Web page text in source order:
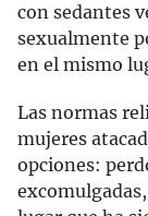
con sedantes
sexualmente
en el mismo
Las normas
mujeres
opciones: